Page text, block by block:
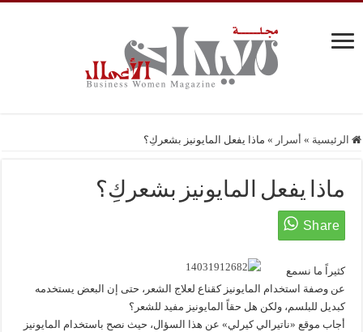
الرئيسية » أسرار » ماذا يفعل المايونيز بشعركِ؟
ماذا يفعل المايونيز بشعركِ؟
كثيراً ما نسمع
عن وصفة استخدام المايونيز كقناع لعلاج الشعر، حتى إن البعض يستخدمه
كبديل للبلسم، ولكن هل حقاً المايونيز مفيد للشعر؟
أجاب موقع «ناتيرالي كيرلي» عن هذا السؤال، حيث نصح باستخدام المايونيز